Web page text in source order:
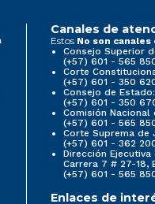
Canales de
Estos No son
Consejo Superior
(+57) 601 - 565
Corte
(+57) 601 - 350
Consejo de Estado:
(+57) 601 - 350
Comisión Nacional
(+57) 601 - 565
Corte Suprema de
(+57) 601 - 362
Dirección
Carrera 7 # 27-18,
(+57) 601 - 565
Enlaces de